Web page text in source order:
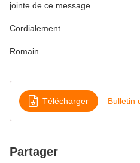
jointe de ce message.
Cordialement.
Romain
Télécharger Bulletin
Partager